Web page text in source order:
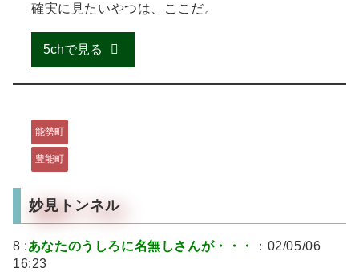
確実に見たいやつは、ここだ。
5chで見る
能勢町
豊能町
妙見トンネル
8 :あなたのうしろに名無しさんが・・・
：02/05/06
16:23